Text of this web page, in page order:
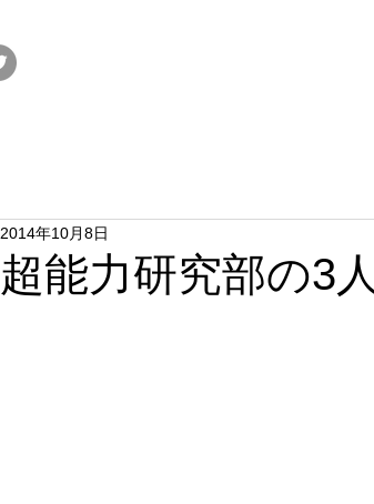
超能力研究部の3人
2014年10月8日